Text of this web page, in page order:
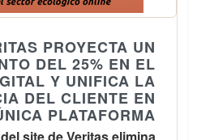
y pausado, la
al paisaje y la
cultura local.
con el mes de agosto,
PROYECTA UN
DEL 25% EN EL
Y UNIFICA LA
DEL CLIENTE EN
PLATAFORMA